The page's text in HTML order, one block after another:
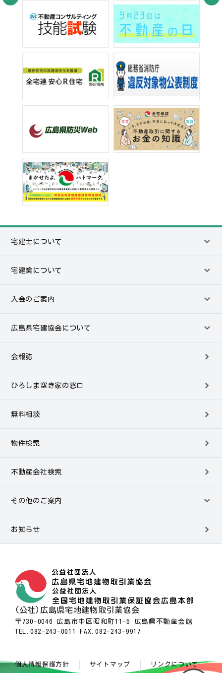
宅建士について
宅建業について
入会のご案内
広島県宅建協会について
会報誌
ひろしま空き家の窓口
無料相談
物件検索
不動産会社検索
その他のご案内
お知らせ
(公社)広島県宅地建物取引業協会
〒730-0046 広島市中区昭和町11-5 広島県不動産会館
TEL.082-243-0011 FAX.082-243-9917
個人情報保護方針 サイトマップ リンクについて